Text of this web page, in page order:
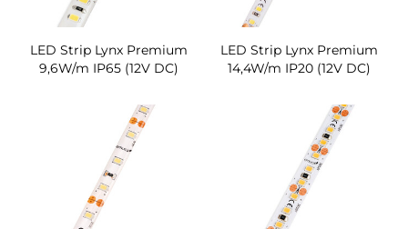
LED Strip Lynx Premium
9,6W/m IP65 (12V DC)
LED Strip Lynx Premium
14,4W/m IP20 (12V DC)